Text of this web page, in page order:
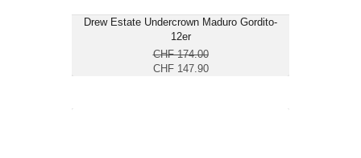
Drew Estate Undercrown Maduro Gordito-
12er
CHF 174.00
CHF 147.90